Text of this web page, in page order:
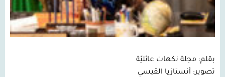
بقلم: مجلة نكهات عائليّة
تصوير: أنستازيا القيسي